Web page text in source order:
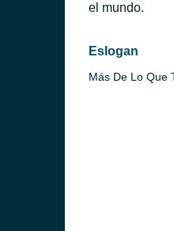
el mundo.
Eslogan
Más De Lo Que